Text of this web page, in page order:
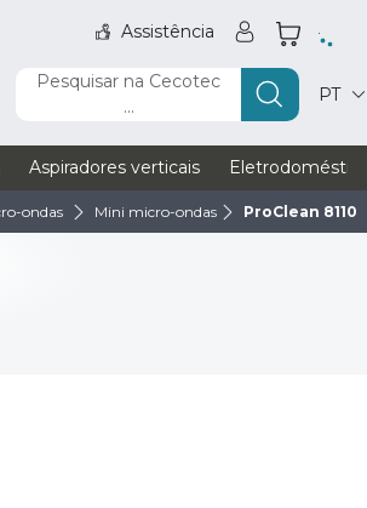
Assistência
Pesquisar na Cecotec
...
PT
Aspiradores verticais
ondas Mini micro-ondas ProClean 8110